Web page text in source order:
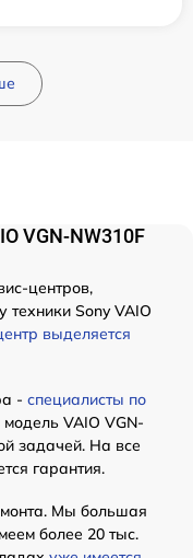
VGN-NW310F
центров,
техники Sony VAIO
выделяется
- специалисты по
модель VAIO VGN-
задачей. На все
гарантия.
Мы большая
более 20 тыс.